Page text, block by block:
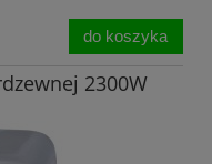
do koszyka
2300W